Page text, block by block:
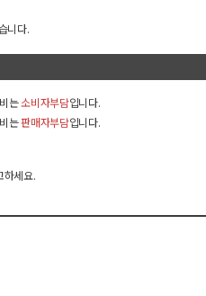
니다.
는소비자부담입니다.
는판매자부담입니다.
하세요.